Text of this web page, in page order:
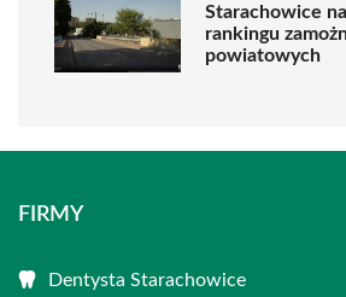
Starachowice
rankingu
powiatowych
FIRMY
Dentysta Starachowice